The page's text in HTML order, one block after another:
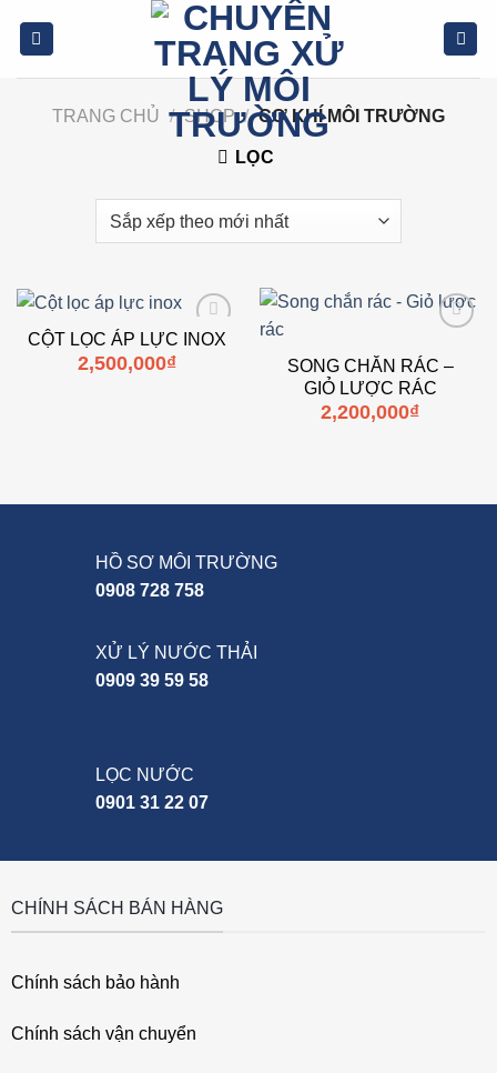
TRANG CHỦ / SHOP / CƠ KHÍ MÔI TRƯỜNG
LỌC
Add to
CỘT LỌC ÁP LỰC INOX
2,500,000₫
wishlist
SONG CHẮN RÁC –
GIỎ LƯỢC RÁC
2,200,000₫
HỒ SƠ MÔI TRƯỜNG
0908 728 758
XỬ LÝ NƯỚC THẢI
0909 39 59 58
LỌC NƯỚC
0901 31 22 07
CHÍNH SÁCH BÁN HÀNG
Chính sách bảo hành
Chính sách vận chuyển